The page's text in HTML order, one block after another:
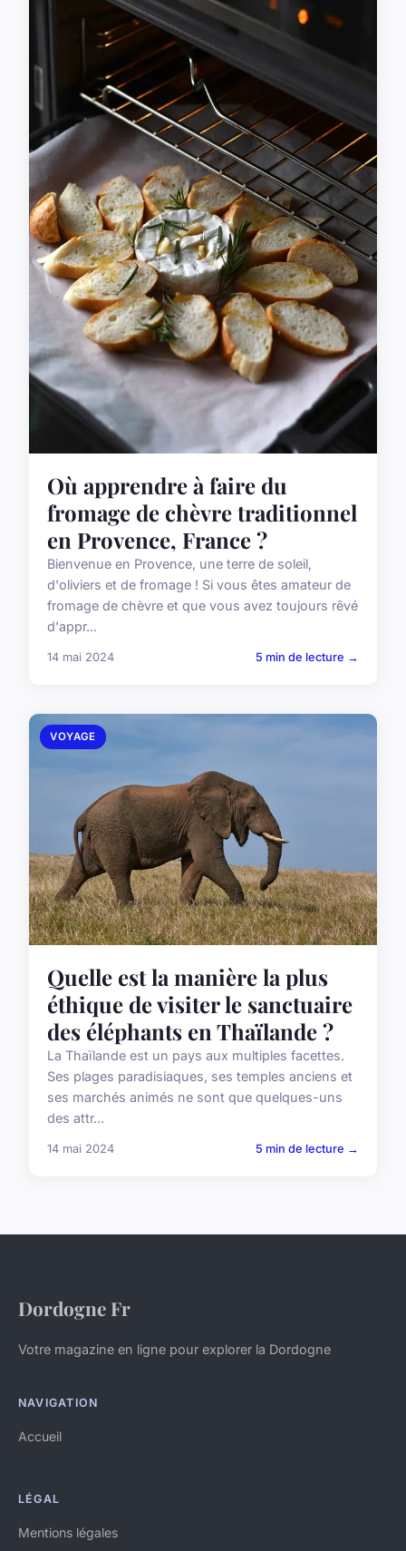
Où apprendre à faire du
fromage de chèvre traditionnel
en Provence, France ?
Bienvenue en Provence, une terre de soleil,
d'oliviers et de fromage ! Si vous êtes amateur de
fromage de chèvre et que vous avez toujours rêvé
d'appr...
14 mai 2024 5 min de lecture →
VOYAGE
Quelle est la manière la plus
éthique de visiter le sanctuaire
des éléphants en Thaïlande ?
La Thaïlande est un pays aux multiples facettes.
Ses plages paradisiaques, ses temples anciens et
ses marchés animés ne sont que quelques-uns
des attr...
14 mai 2024 5 min de lecture →
Dordogne Fr
Votre magazine en ligne pour explorer la Dordogne
NAVIGATION
Accueil
LÉGAL
Mentions légales